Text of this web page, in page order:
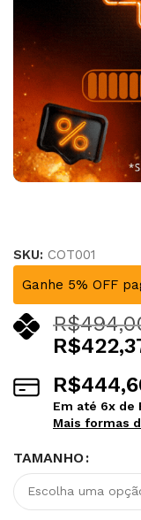
SKU: COT001
Ganhe 5% OFF
R$
R$
R$
Em até 6x de
Mais formas
TAMANHO
Alternative: